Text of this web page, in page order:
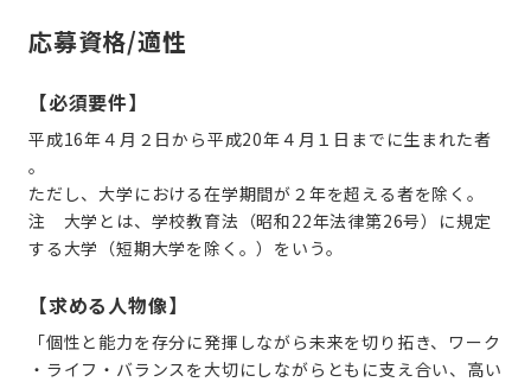
応募資格/適性
【必須要件】
平成16年４月２日から平成20年４月１日までに生まれた者
。
ただし、大学における在学期間が２年を超える者を除く。
注 大学とは、学校教育法（昭和22年法律第26号）に規定
する大学（短期大学を除く。）をいう。
【求める人物像】
「個性と能力を存分に発揮しながら未来を切り拓き、ワーク
・ライフ・バランスを大切にしながらともに支え合い、高い